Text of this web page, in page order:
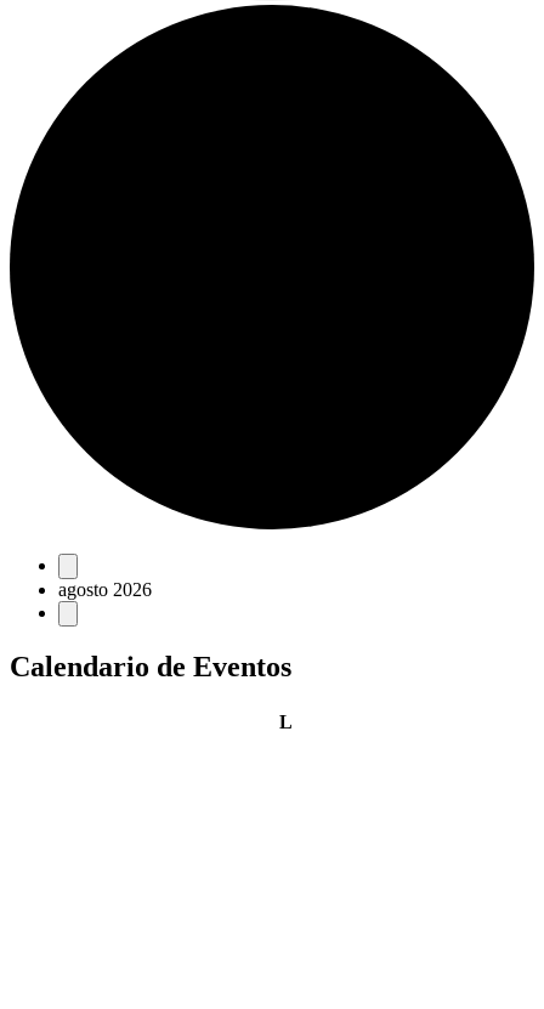
Eventos
agosto 2026
Calendario de Eventos
Llunes